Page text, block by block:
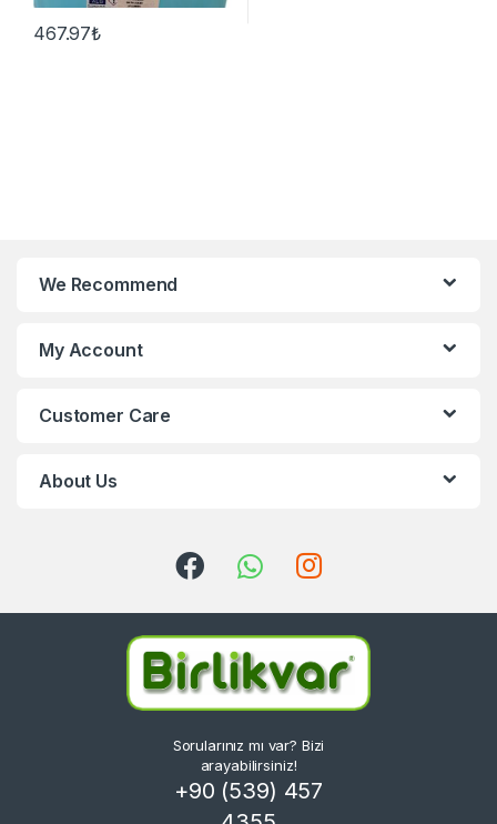
467.97₺
We Recommend
My Account
Customer Care
About Us
Sorularınız mı var? Bizi
arayabilirsiniz!
+90 (539) 457